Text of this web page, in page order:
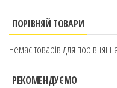
ПОРІВНЯЙ ТОВАРИ
Немає товарів для порівняння
РЕКОМЕНДУЄМО